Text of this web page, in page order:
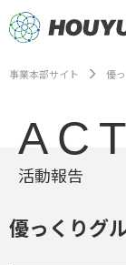
事業本部サイト 優
活動報告
優っくりグ